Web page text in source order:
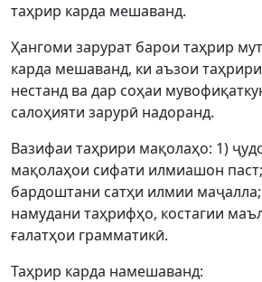
таҳрир карда мешаванд.
Ҳангоми зарурат барои таҳрир
карда мешаванд, ки аъзои
нестанд ва дар соҳаи
салоҳияти зарурӣ надоранд.
Вазифаи таҳрири мақолаҳо: 1)
мақолаҳои сифати илмиашон
бардоштани сатҳи илмии
намудани таҳрифҳо, костагии
ғалатҳои грамматикӣ.
Таҳрир карда намешаванд: